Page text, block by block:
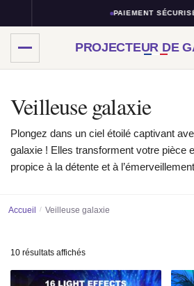
PAIEMENT SÉCURISÉ
PROJECTEUR DE
navigation
content
Veilleuse galaxie
Plongez dans un ciel étoilé captivant
galaxie ! Elles transforment votre pièce
propice à la détente et à
Accueil / Veilleuse galaxie
10 résultats affichésTrié
popularité